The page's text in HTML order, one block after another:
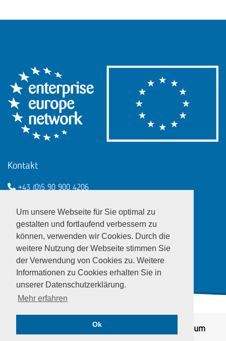
Um unsere Webseite für Sie optimal zu
gestalten und fortlaufend verbessern zu
können, verwenden wir Cookies. Durch die
weitere Nutzung der Webseite stimmen Sie
der Verwendung von Cookies zu. Weitere
Informationen zu Cookies erhalten Sie in
unserer Datenschutzerklärung.
Mehr erfahren
Ok
Kontakt
+43 (0)5 90 900 4206
Enterprise Europe Network - EU
LinkedInTwitterYoutubeFacebook
© EEN Austria 2026 Impressum